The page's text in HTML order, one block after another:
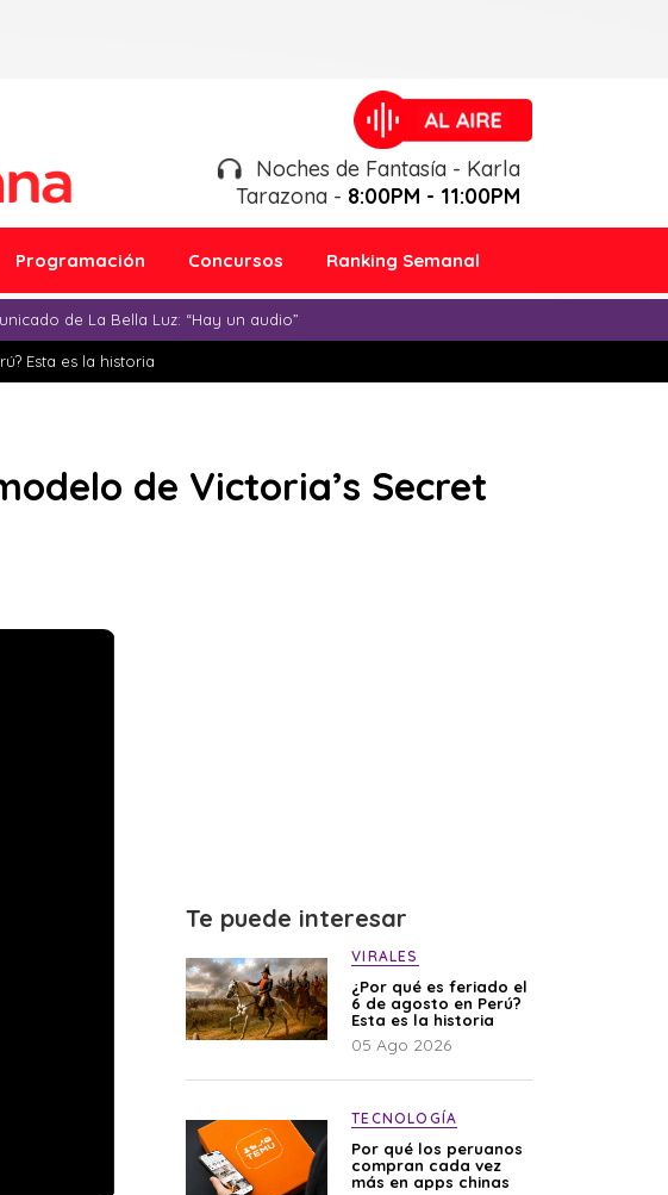
Noches de Fantasía - Karla
Tarazona - 8:00PM - 11:00PM
Programación Concursos Ranking Semanal
de La Bella Luz: “Hay un audio”
Esta es la historia
de Victoria’s Secret
Te puede interesar
VIRALES
¿Por qué es feriado el
6 de agosto en Perú?
Esta es la historia
05 Ago 2026
TECNOLOGÍA
Por qué los peruanos
compran cada vez
más en apps chinas